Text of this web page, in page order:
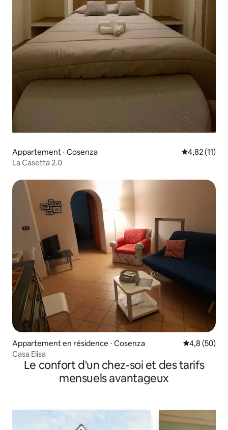
Appartement ⋅ Cosenza Évaluation
4,82 (11)
La Casetta 2.0
Appartement en résidence ⋅ Cosenza Évaluation
4,8 (50)
Casa Elisa
Le confort d'un chez-soi et des tarifs
mensuels avantageux